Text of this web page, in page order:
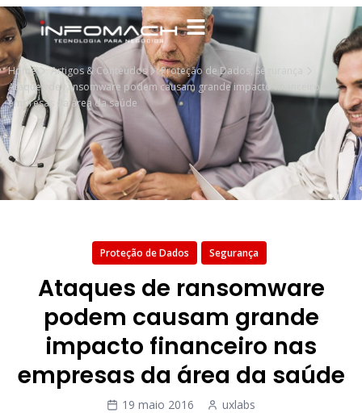
Home Artigos & Conteúdos Proteção de Dados
Segurança
Ataques de ransomware podem causam grande impacto financeiro nas
empresas da área da saúde
Proteção de Dados Segurança
Ataques de ransomware
podem causam grande
impacto financeiro nas
empresas da área da saúde
19 maio 2016 uxlabs